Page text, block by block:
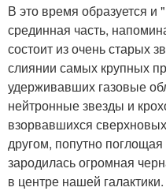
В это время образуется и
срединная часть,
состоит из очень старых
слиянии самых крупных
удерживавших газовые
нейтронные звезды и
взорвавшихся
другом, попутно
зародилась огромная
в центре нашей галактики.